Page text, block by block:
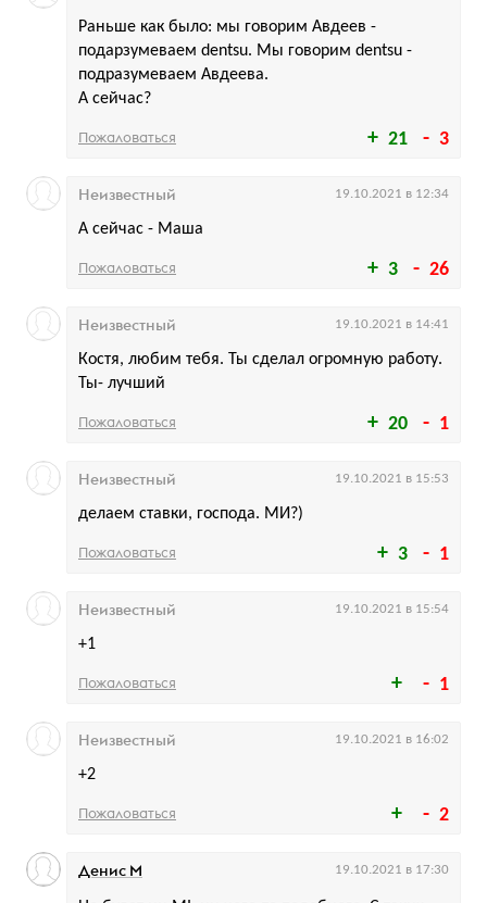
21 3
Раньше как было: мы говорим Авдеев -
подарзумеваем dentsu. Мы говорим dentsu -
подразумеваем Авдеева.
А сейчас?
Пожаловаться
3 26
А сейчас - Маша
Неизвестный 19.10.2021 в 12:34
Пожаловаться
20 1
Костя, любим тебя. Ты сделал огромную работу.
Ты- лучший
Неизвестный 19.10.2021 в 14:41
Пожаловаться
3 1
делаем ставки, господа. МИ?)
Неизвестный 19.10.2021 в 15:53
Пожаловаться
1
+1
Неизвестный 19.10.2021 в 15:54
Пожаловаться
2
+2
Неизвестный 19.10.2021 в 16:02
Пожаловаться
Денис М 19.10.2021 в 17:30